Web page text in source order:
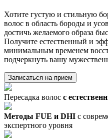
Хотите густую и стильную
волос в область бороды и
достичь желаемого образа
Получите естественный и
минимальным временем
подчеркнуть вашу
Записаться на прием
Пересадка волос с
Методы FUE и DHI с
экспертного уровня